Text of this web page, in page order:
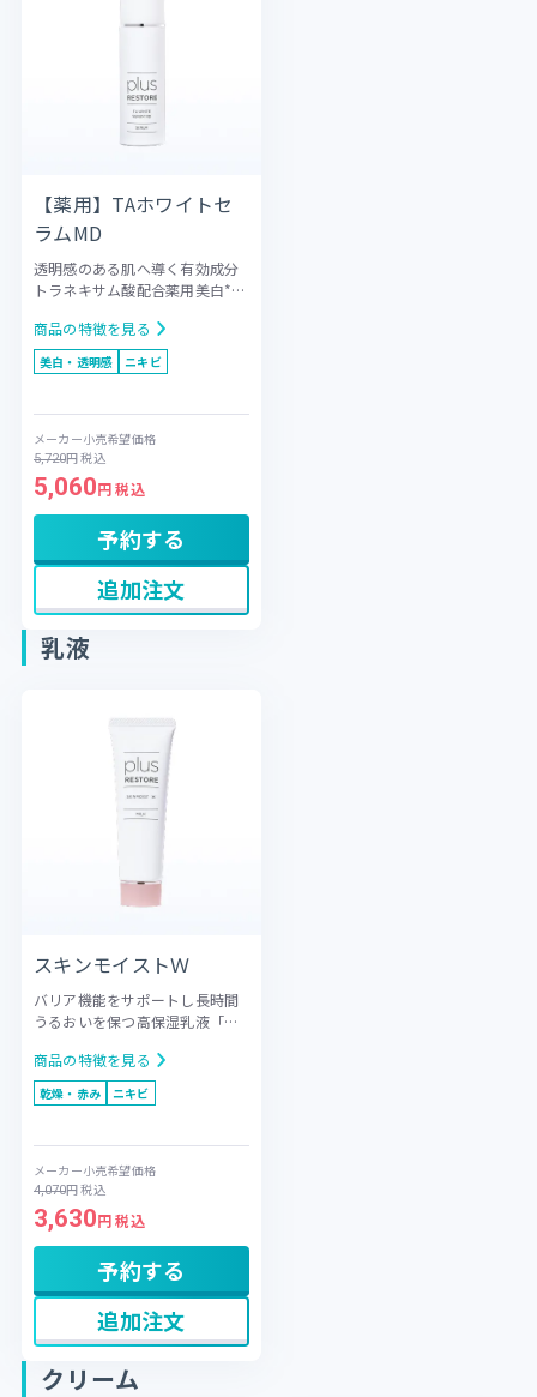
【薬用】TAホワイトセ
ラムMD
透明感のある肌へ導く有効成分
トラネキサム酸配合薬用美白*セ
ネキサム酸をはじめ、グリチル
リチン酸ジカリウムやアラント
インを配合。さらに整肌成分と
キス（1）、L-システイン、ヒア
ルロン酸ナトリウム（2）を加え
ました。デリケートな肌に潤い
を与え、シミ・そばかすを防ぎ
ます。顔全体になじませやすい
セラムタイプで、プラス極での
イオントリートメントにも使用
可能です。ダメージを受けやす
い肌をいたわりながら、澄んだ
印象の素肌へ導きます。
商品の特徴を見る
美白・透明感 ニキビ
メーカー小売希望価格
5,720円税込
5,060円 税込
予約する
追加注文
乳液
スキンモイストＷ
バリア機能をサポートし長時間
うるおいを保つ高保湿乳液「バ
着目し、保湿成分のポリグルコ
サミン誘導体（キトサンステア
ラミドヒドロキシプロピルスル
リア機能をサポートし、乾燥ダ
メージから肌を守ります。デリ
ケートな肌にもしみにくく、や
さしい使い心地を追求しまし
た。素材の厳選に加え、pH値の
調整や界面活性剤を最小限に抑
える乳化法の採用など、肌への
刺激を抑える工夫を凝らしてい
ます。高保湿ながらさらっとし
た使用感で、顔だけでなくボデ
ィケアにもおすすめです。
商品の特徴を見る
乾燥・赤み ニキビ
メーカー小売希望価格
4,070円税込
3,630円 税込
予約する
追加注文
クリーム